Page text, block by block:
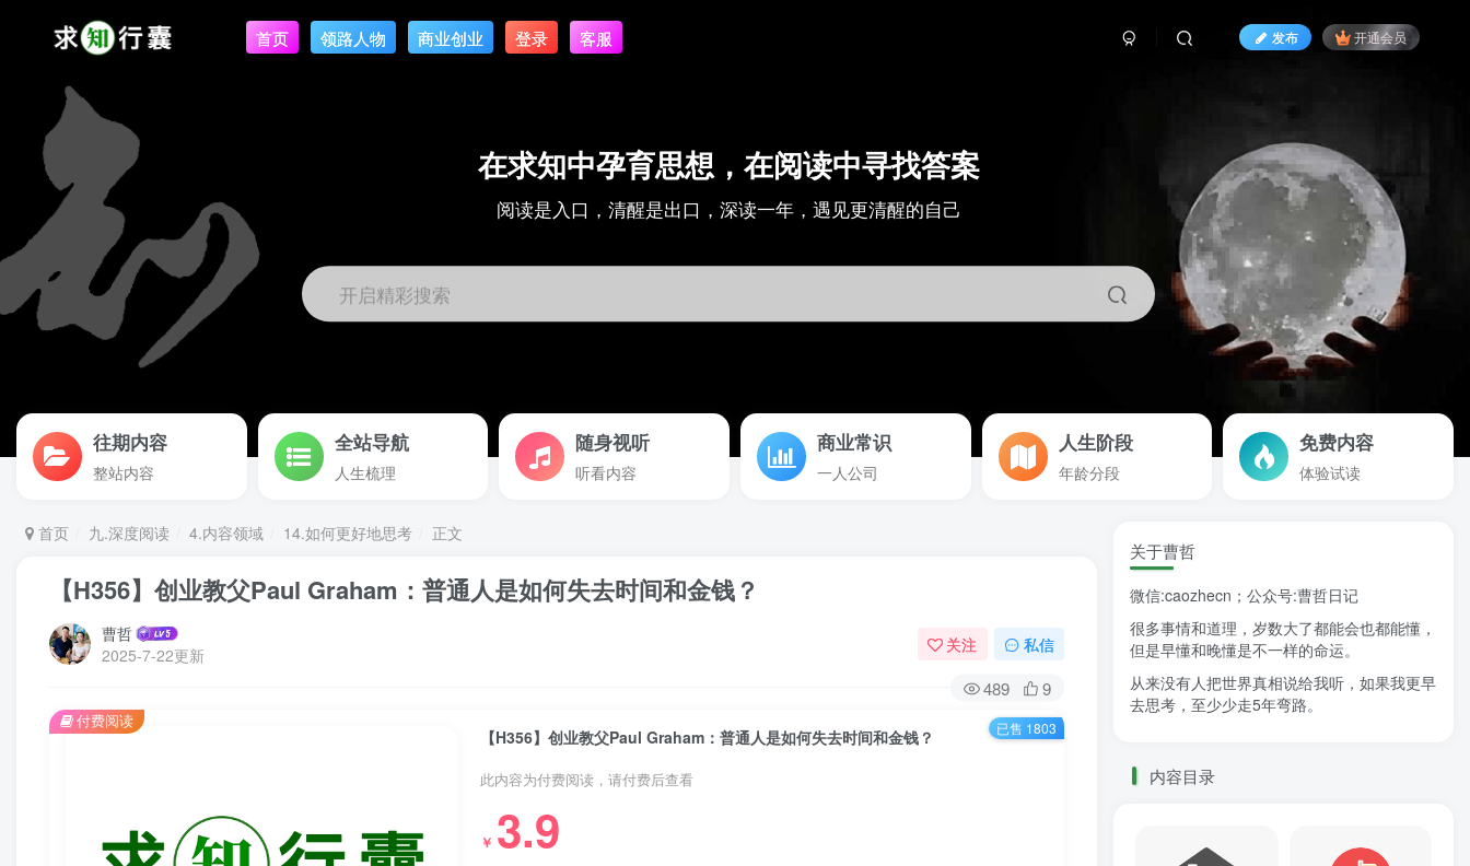
首页 领路人物 商业创业 登录 客服 发布 开通会员
在求知中孕育思想，在阅读中寻找答案
阅读是入口，清醒是出口，深读一年，遇见更清醒的自己
开启精彩搜索
往期内容
整站内容
全站导航
人生梳理
随身视听
听看内容
商业常识
一人公司
人生阶段
年龄分段
免费内容
体验试读
首页 九.深度阅读 4.内容领域 14.如何更好地思考 正文
【H356】创业教父Paul Graham：普通人是如何失去时间和金钱？
曹哲
2025-7-22更新
关注 私信
489 9
【H356】创业教父Paul Graham：普通人是如何失去时间和金钱？
此内容为付费阅读，请付费后查看
￥ 3.9
付费阅读 已售 1803
关于曹哲
微信:caozhecn；公众号:曹哲日记
很多事情和道理，岁数大了都能会也都能懂，
但是早懂和晚懂是不一样的命运。
从来没有人把世界真相说给我听，如果我更早
去思考，至少少走5年弯路。
内容目录